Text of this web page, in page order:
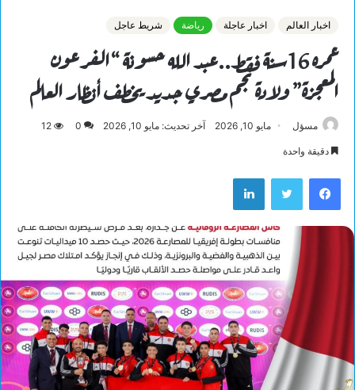
اخبار العالم اخبار عاجلة رياضة شريط عاجل
عمره 16سنة فقط..عبد الله حسونة “الفرعون
المعجزة” ولادة نجم مصري جديد يخطف أنظار العالم
مسؤل مايو 10, 2026 آخر تحديث: مايو 10, 2026 0
12
دقيقة واحدة
فيسبوك تويتر لينكدإن